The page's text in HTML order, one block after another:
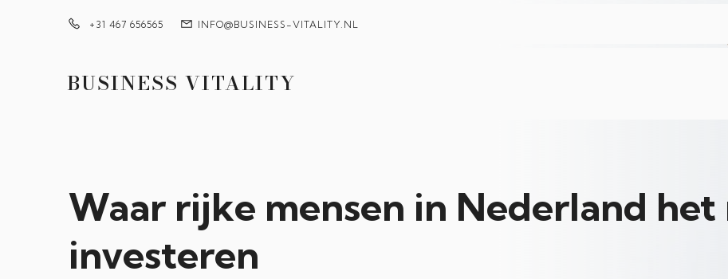
+31 467 656565 INFO@BUSINESS-VITALITY.NL
BUSINESS VITALITY
Waar rijke mensen in Nederland het
investeren